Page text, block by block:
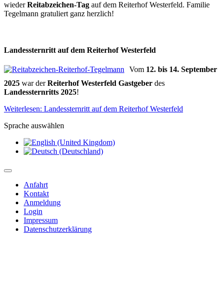
wiederReitabzeichen-Tag auf dem Reiterhof Westerfeld. Familie
Tegelmann gratuliert ganz herzlich!
Landessternritt auf dem Reiterhof Westerfeld
Vom 12. bis 14. September
2025 war derReiterhof Westerfeld Gastgeber des
Landessternritts 2025!
Weiterlesen: Landessternritt auf dem Reiterhof Westerfeld
Sprache auswählen
Anfahrt
Kontakt
Anmeldung
Login
Impressum
Datenschutzerklärung